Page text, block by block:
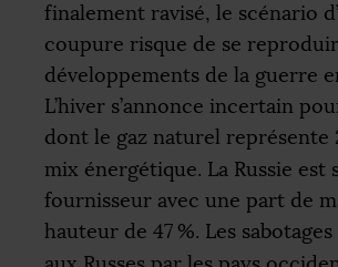
finalement ravisé, le scénario
coupure risque de se
développements de la guerre
L’hiver s’annonce incertain
dont le gaz naturel représente
mix énergétique. La Russie est
fournisseur avec une part de
hauteur de 47 %. Les